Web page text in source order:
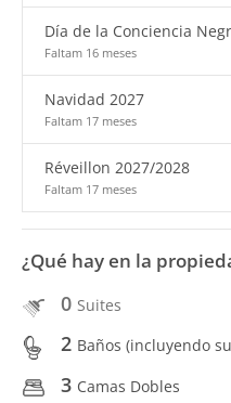
Día de la Conciencia
Faltam 16 meses
Navidad 2027
Faltam 17 meses
Réveillon 2027/2028
Faltam 17 meses
¿Qué hay en la
0 Suites
2 Baños (incluyendo
3 Camas Dobles